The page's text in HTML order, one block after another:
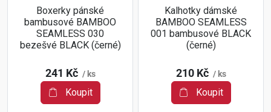
Boxerky pánské
bambusové BAMBOO
SEAMLESS 030
bezešvé BLACK (černé)
241 Kč / ks
Koupit
Kalhotky dámské
BAMBOO SEAMLESS
001 bambusové BLACK
(černé)
210 Kč / ks
Koupit